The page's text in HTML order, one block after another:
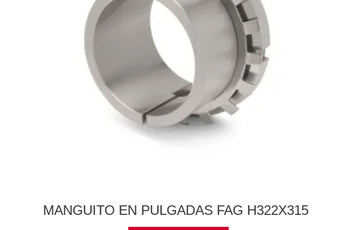
MANGUITO EN PULGADAS FAG H322X315